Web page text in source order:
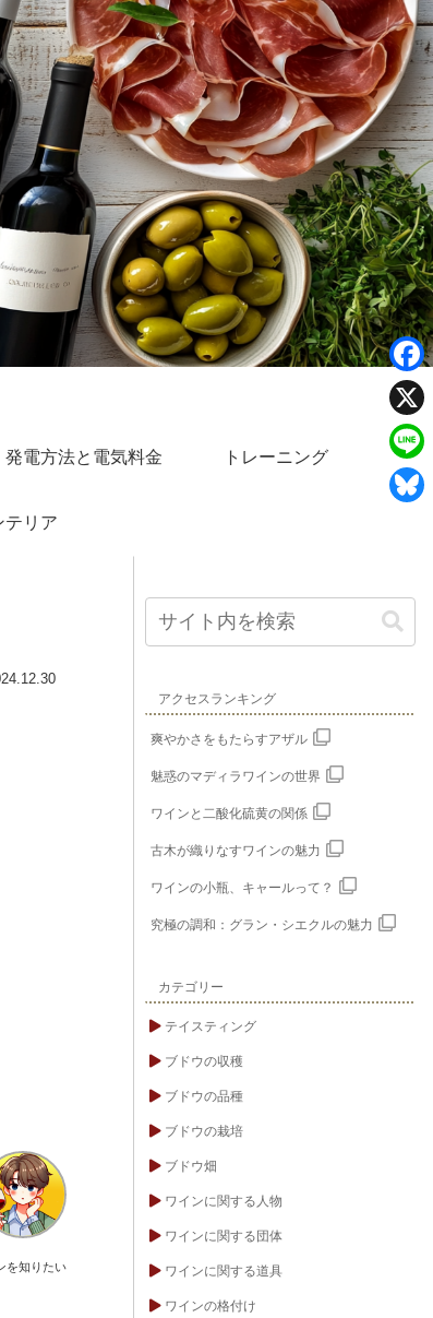
発電方法と電気料金 トレーニング
テリア
を知りたい
アクセスランキング
爽やかさをもたらすアザル
魅惑のマディラワインの世界
ワインと二酸化硫黄の関係
古木が織りなすワインの魅力
ワインの小瓶、キャールって？
究極の調和：グラン・シエクルの魅力
カテゴリー
テイスティング
ブドウの収穫
ブドウの品種
ブドウの栽培
ブドウ畑
ワインに関する人物
ワインに関する団体
ワインに関する道具
ワインの格付け
F
a
c
e
o
k
X
L
e